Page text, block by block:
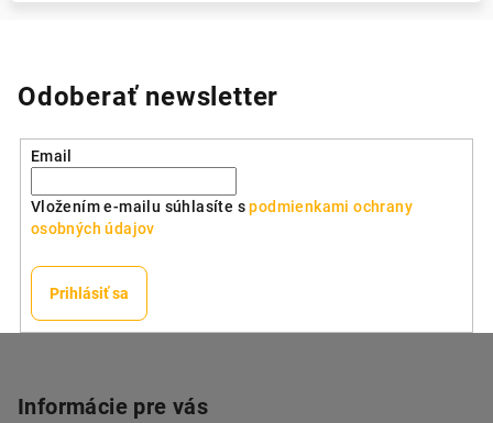
Odoberať newsletter
Email
Vložením e-mailu súhlasíte spodmienkami ochrany
osobných údajov
Prihlásiť sa
Informácie pre vás